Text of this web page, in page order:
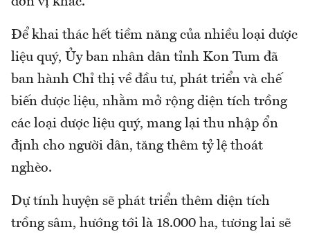
Để khai thác hết tiềm năng của nhiều loại dược
liệu quý, Ủy ban nhân dân tỉnh Kon Tum đã
ban hành Chỉ thị về đầu tư, phát triển và chế
biến dược liệu, nhằm mở rộng diện tích trồng
các loại dược liệu quý, mang lại thu nhập ổn
định cho người dân, tăng thêm tỷ lệ thoát
nghèo.
Dự tính huyện sẽ phát triển thêm diện tích
trồng sâm, hướng tới là 18.000 ha, tương lai sẽ